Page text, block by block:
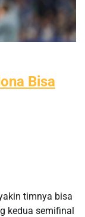
Bisa
timnya bisa
kedua semifinal